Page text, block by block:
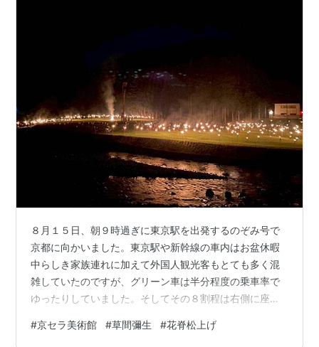
８月１５日、朝９時過ぎに東京駅を出発するのぞみ号で
京都に向かいました。東京駅や新幹線の車内はお盆休暇
中らしき家族連れに加えて外国人観光客もとても多く混
雑していたのですが、グリーン車は半分程度の乗車率で
ゆったりしていました。そしてその８割程は右側に座っ
わち富士山の見える方を優先してくれるらしいです。私
#京セラ美術館 #草間彌生 #花脊松上げ